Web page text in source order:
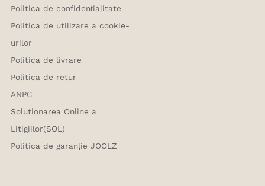
Politica de confidențialitate
Politica de utilizare a cookie-
urilor
Politica de livrare
Politica de retur
ANPC
Solutionarea Online a
Litigiilor(SOL)
Politica de garanție JOOLZ